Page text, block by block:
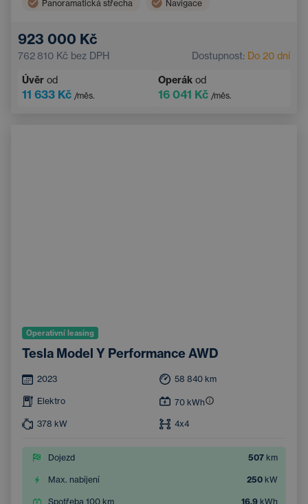
Panoramatická střecha Navigace
Bluetooth
923 000 Kč
762 810 Kč bez DPH Dostupnost: Do 20 dní
Úvěr od
11 633 Kč /měs.
Operák od
16 041 Kč /měs.
Operativní leasing
Tesla Model Y Performance AWD
2023 58 840 km
Elektro 70 kWh
378 kW 4x4
Dojezd 507 km
Max. nabíjení 250 kW
Spotřeba 100 km 16,9 kWh